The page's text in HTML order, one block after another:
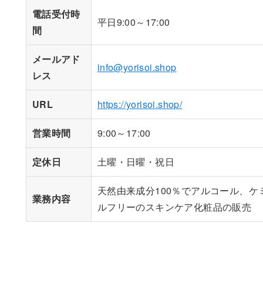
電話受付時
間
平日9:00～17:00
メールアド
レス
info@yorisoi.shop
URL https://yorisoi.shop/
営業時間 9:00～17:00
定休日 土曜・日曜・祝日
業務内容
天然由来成分100％でアルコール、ケ
ルフリーのスキンケア化粧品の販売